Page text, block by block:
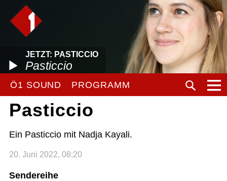
JETZT: PASTICCIO
Pasticcio
Ö1 SOUND PROGRAMM
Pasticcio
Ein Pasticcio mit Nadja Kayali.
20. Juni 2022, 08:20
Sendereihe